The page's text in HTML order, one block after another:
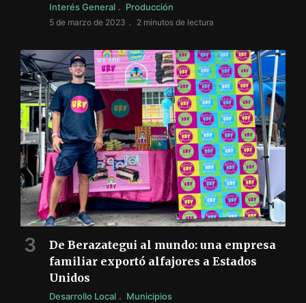
Interés General Producción
5 de marzo de 2023 2 minutos de lectura
De Berazategui al mundo: una empresa
familiar exportó alfajores a Estados
Unidos
Desarrollo Local Municipios